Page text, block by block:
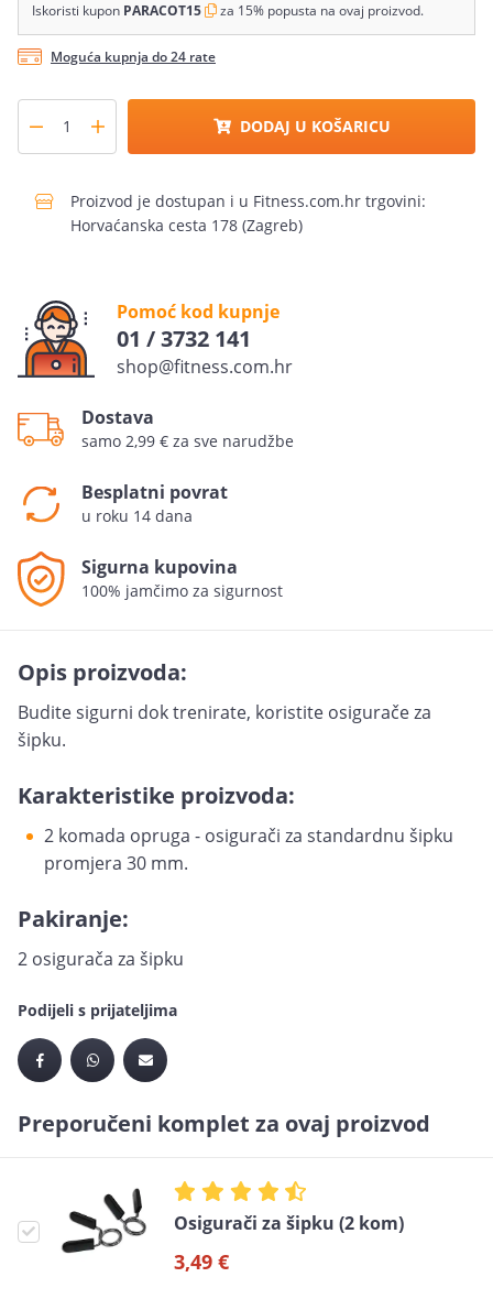
Iskoristi kupon PARACOT15 za 15% popusta na ovaj proizvod.
Moguća kupnja do 24 rate
DODAJ U KOŠARICU
Proizvod je dostupan i u Fitness.com.hr trgovini:
Horvaćanska cesta 178 (Zagreb)
Pomoć kod kupnje
01 / 3732 141
shop@fitness.com.hr
Dostava
samo 2,99 € za sve narudžbe
Besplatni povrat
u roku 14 dana
Sigurna kupovina
100% jamčimo za sigurnost
Opis proizvoda:
Budite sigurni dok trenirate, koristite osigurače za
šipku.
Karakteristike proizvoda:
2 komada opruga - osigurači za standardnu šipku
promjera 30 mm.
Pakiranje:
2 osigurača za šipku
Podijeli s prijateljima
Preporučeni komplet za ovaj proizvod
Osigurači za šipku (2 kom)
3,49 €